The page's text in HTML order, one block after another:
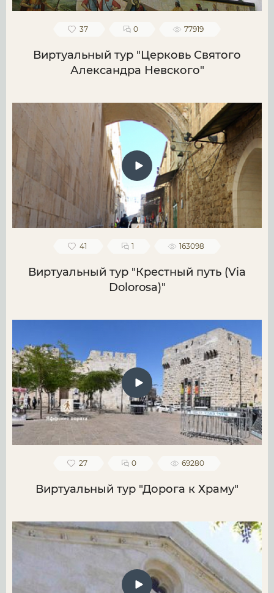
37 0 77919
Виртуальный тур "Церковь Святого
Александра Невского"
41 1 163098
Виртуальный тур "Крестный путь (Via
Dolorosa)"
27 0 69280
Виртуальный тур "Дорога к Храму"